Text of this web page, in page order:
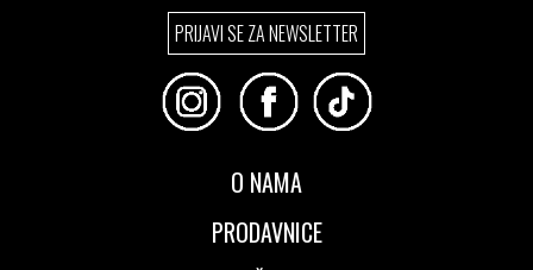
PRIJAVI SE ZA NEWSLETTER
O NAMA
PRODAVNICE